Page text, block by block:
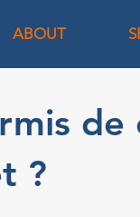
ABOUT
de
?